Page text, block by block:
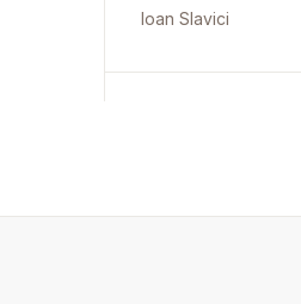
Ioan Slavici